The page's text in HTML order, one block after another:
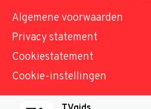
Algemene voorwaarden
Privacy statement
Cookiestatement
Cookie-instellingen